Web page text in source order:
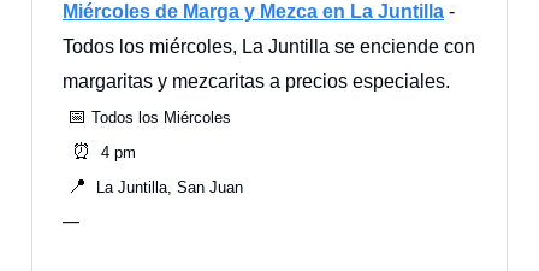
Miércoles de Marga y Mezca en La Juntilla -
Todos los miércoles, La Juntilla se enciende con
margaritas y mezcaritas a precios especiales.
📅 Todos los Miércoles
⏰ 4 pm
📍 La Juntilla, San Juan
—